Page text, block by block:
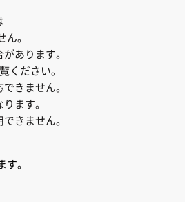
ん。
あります。
ください。
きません。
ます。
きません。
す。